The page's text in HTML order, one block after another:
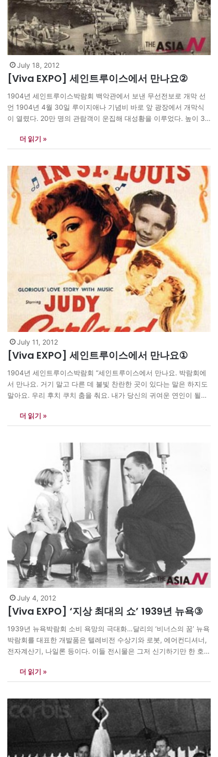
July 18, 2012
[Viva EXPO] 세인트루이스에서 만나요②
1904년 세인트루이스박람회 백악관에서 보낸 무선전보로 개막 선
언 1904년 4월 30일 루이지애나 기념비 바로 앞 광장에서 개막식
이 열렸다. 20만 명의 관람객이 운집해 대성황을 이루었다. 높이 38
은 부조가 새겨졌다. 개막사 낭독의 영광은 박람회 추진의 주역인 프
랜시스에게로 돌아갔다. 그는 방대한 전시 규모를 강조하며 이렇게
더 읽기 »
July 11, 2012
[Viva EXPO] 세인트루이스에서 만나요①
1904년 세인트루이스박람회 “세인트루이스에서 만나요. 박람회에
서 만나요. 거기 말고 다른 데 불빛 찬란한 곳이 있다는 말은 하지도
말아요. 우리 후치 쿠치 춤을 춰요. 내가 당신의 귀여운 연인이 될게
세인트루이스박람회 당시에 인기를 끌던 노래 ‘세인트루이스에서
만나요(Meet Me in St. Louis)’다. 이 노래는 세월을 두고 여러 가수
더 읽기 »
July 4, 2012
[Viva EXPO] ‘지상 최대의 쇼’ 1939년 뉴욕③
1939년 뉴욕박람회 소비 욕망의 극대화…달리의 ‘비너스의 꿈’ 뉴욕
박람회를 대표한 개발품은 텔레비전 수상기와 로봇, 에어컨디셔너,
전자계산기, 나일론 등이다. 이들 전시물은 그저 신기하기만 한 호기
을 유혹하는 기술 문명의 이기였다. 특히 RCA 전시관의 텔레비전은
누구나 갖고 싶어 한 꿈의 기기이자 뉴욕 박람회의 최고 인기…
더 읽기 »